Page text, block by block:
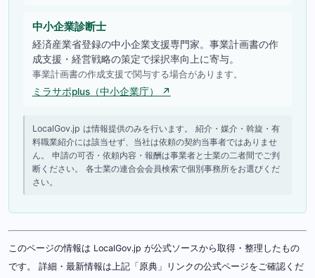
中小企業診断士
経済産業省登録の中小企業支援専門家。事業計画書の作
成支援・経営戦略の策定で採択率向上に寄与。
事業計画書の作成支援で関与する場合があります。
ミラサポplus（中小企業庁） ↗
LocalGov.jp は情報提供のみを行います。 紹介・媒介・斡旋・有
料職業紹介には該当せず、当社は依頼の契約当事者ではありませ
ん。 申請の可否・依頼内容・報酬は事業者と士業の二者間でご判
断ください。 各士業の連合会会員検索で個別事務所をお選びくだ
さい。
このページの情報は LocalGov.jp が公式ソースから取得・整理したもの
です。 詳細・最新情報は上記「原典」リンクの公式ページをご確認くだ